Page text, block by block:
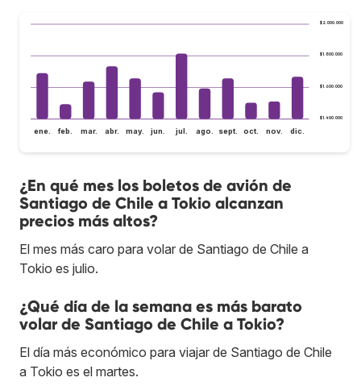
$1.400.000
$1.600.000
$1.800.000
$2.000.000
ene. feb. mar. abr. may. jun. jul. ago. sept. oct. nov. dic.
¿En qué mes los boletos de avión de
Santiago de Chile a Tokio alcanzan
precios más altos?
El mes más caro para volar de Santiago de Chile a
Tokio es julio.
¿Qué día de la semana es más barato
volar de Santiago de Chile a Tokio?
El día más económico para viajar de Santiago de Chile
a Tokio es el martes.